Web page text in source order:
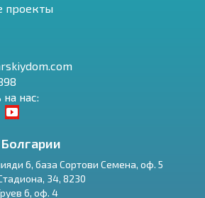
проекты
нас:
6, база Сортови Семена, оф. 5
34, 8230
6, оф. 4